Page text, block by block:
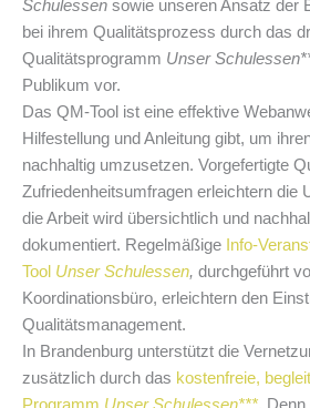
Schulessen sowie unseren Ansatz der
bei ihrem Qualitätsprozess durch das
Qualitätsprogramm Unser
Publikum vor.
Das QM-Tool ist eine effektive
Hilfestellung und Anleitung gibt, um
nachhaltig umzusetzen. Vorgefertigte
Zufriedenheitsumfragen erleichtern die
die Arbeit wird übersichtlich und
dokumentiert. Regelmäßige Info-
Tool Unser Schulessen, durchgeführt
Koordinationsbüro, erleichtern den
Qualitätsmanagement.
In Brandenburg unterstützt die
zusätzlich durch das kostenfreie,